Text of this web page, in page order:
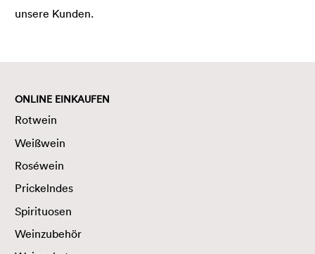
unsere Kunden.
ONLINE EINKAUFEN
Rotwein
Weißwein
Roséwein
Prickelndes
Spirituosen
Weinzubehör